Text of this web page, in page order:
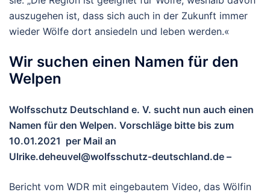
auszugehen ist, dass sich auch in der Zukunft immer
wieder Wölfe dort ansiedeln und leben werden.«
Wir suchen einen Namen für den
Welpen
Wolfsschutz Deutschland e. V. sucht nun auch einen
Namen für den Welpen. Vorschläge bitte bis zum
10.01.2021 per Mail an
Ulrike.deheuvel@wolfsschutz-deutschland.de –
Bericht vom WDR mit eingebautem Video, das Wölfin